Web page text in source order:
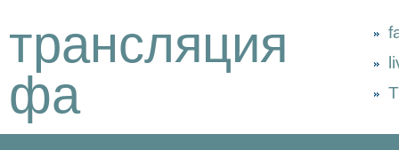
трансляция
фа